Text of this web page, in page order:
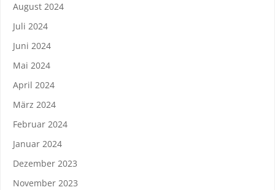
August 2024
Juli 2024
Juni 2024
Mai 2024
April 2024
März 2024
Februar 2024
Januar 2024
Dezember 2023
November 2023